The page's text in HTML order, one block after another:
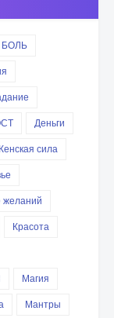
БОЛЬ
Деньги
сила
желаний
Красота
Магия
Мантры